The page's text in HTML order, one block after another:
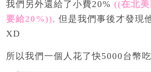
我們另外還給了小費20% ((在北
要給20%)), 但是我們事後才發現
XD
所以我們一個人花了快5000台幣